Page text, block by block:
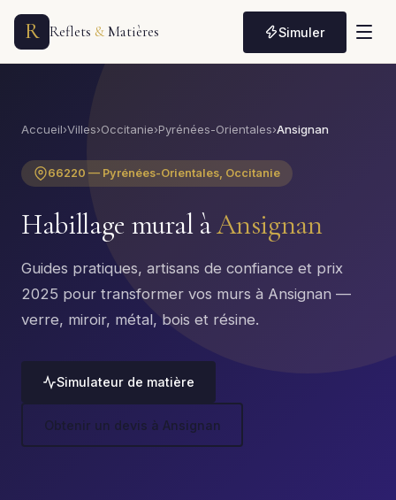
R Reflets &Matières Simuler
Accueil›Villes›Occitanie›Pyrénées-Orientales›Ansignan
66220 — Pyrénées-Orientales, Occitanie
Habillage mural àAnsignan
Guides pratiques, artisans de confiance et prix
2025 pour transformer vos murs à Ansignan —
verre, miroir, métal, bois et résine.
Simulateur de matière
Obtenir un devis à Ansignan